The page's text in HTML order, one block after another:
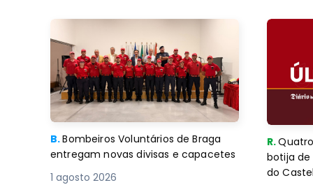
B.Bombeiros Voluntários de Braga
entregam novas divisas e capacetes
1 agosto 2026
R.
botija de
do